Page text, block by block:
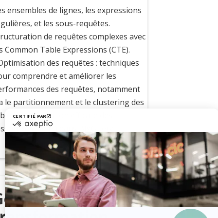
ensembles de lignes, les expressions
et les sous-requêtes.
de requêtes complexes avec
Common Table Expressions (CTE).
des requêtes : techniques
comprendre et améliorer les
des requêtes, notamment
le partitionnement et le clustering des
et l'utilisation efficace des
(slots) dans BigQuery
et
+